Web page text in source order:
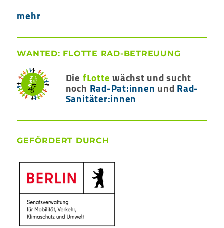
mehr
WANTED: FLOTTE RAD-BETREUUNG
DiefLottewächst und sucht
noch Rad-Pat:innenundRad-
Sanitäter:innen
GEFÖRDERT DURCH